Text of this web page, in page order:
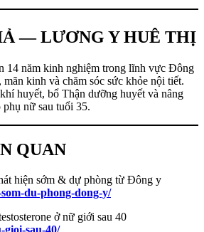
— LƯƠNG Y HUÊ THỊ
14 năm kinh nghiệm trong lĩnh vực Đông
kinh và chăm sóc sức khỏe nội tiết.
huyết, bổ Thận dưỡng huyết và nâng
nữ sau tuổi 35.
QUAN
hiện sớm & dự phòng từ Đông y
du-phong-dong-y/
ở nữ giới sau 40
gioi-sau-40/